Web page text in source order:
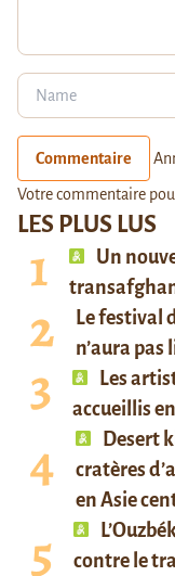
LES PLUS LUS
Un
Le festival
n’aura
Les
accueillis
Desert
cratères
en Asie
contre le
Commentaire
Votre commentaire